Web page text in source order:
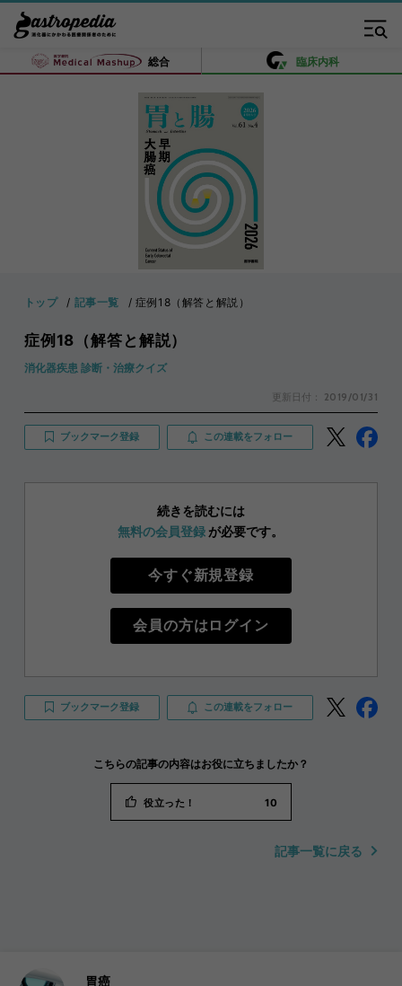
総合 臨床内科
トップ 記事一覧 症例18（解答と解説）
症例18（解答と解説）
消化器疾患 診断・治療クイズ
更新日付： 2019/01/31
ブックマーク登録 この連載をフォロー
続きを読むには
無料の会員登録 が必要です。
今すぐ新規登録
会員の方はログイン
ブックマーク登録 この連載をフォロー
こちらの記事の内容はお役に立ちましたか？
役立った！ 10
記事一覧に戻る
胃癌